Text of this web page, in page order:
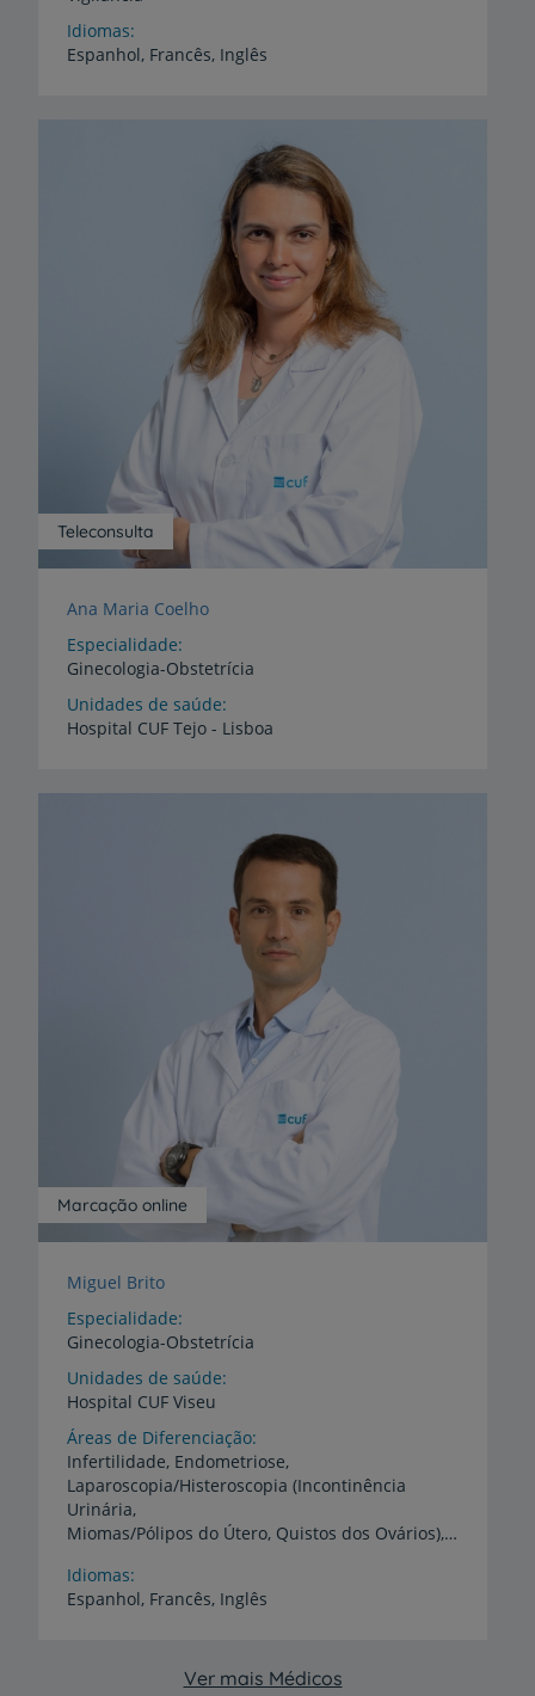
Idiomas
Espanhol, Francês, Inglês
Teleconsulta
Ana Maria Coelho
Especialidade
Ginecologia-Obstetrícia
Unidades de saúde
Hospital CUF Tejo - Lisboa
Marcação online
Miguel Brito
Especialidade
Ginecologia-Obstetrícia
Unidades de saúde
Hospital CUF Viseu
Áreas de Diferenciação
Infertilidade, Endometriose,
Laparoscopia/Histeroscopia (Incontinência
Urinária,
Miomas/Pólipos do Útero, Quistos dos Ovários), Ecografia Obstétrica e Ginecológica
Idiomas
Espanhol, Francês, Inglês
Ver mais Médicos